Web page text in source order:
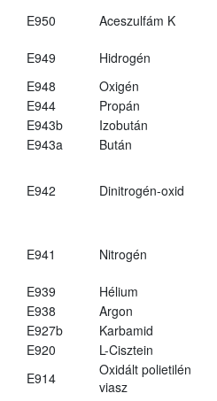
E950
Aceszulfám K
E949
Hidrogén
E948
Oxigén
E944
Propán
E943b
Izobután
E943a
Bután
E942 Dinitrogén-oxid
E941 Nitrogén
E939
Hélium
E938
Argon
E927b
Karbamid
E920
L-Cisztein
E914
Oxidált polietilén
viasz